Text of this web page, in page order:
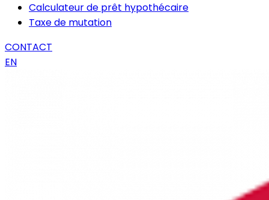
Calculateur de prêt hypothécaire
Taxe de mutation
CONTACT
EN